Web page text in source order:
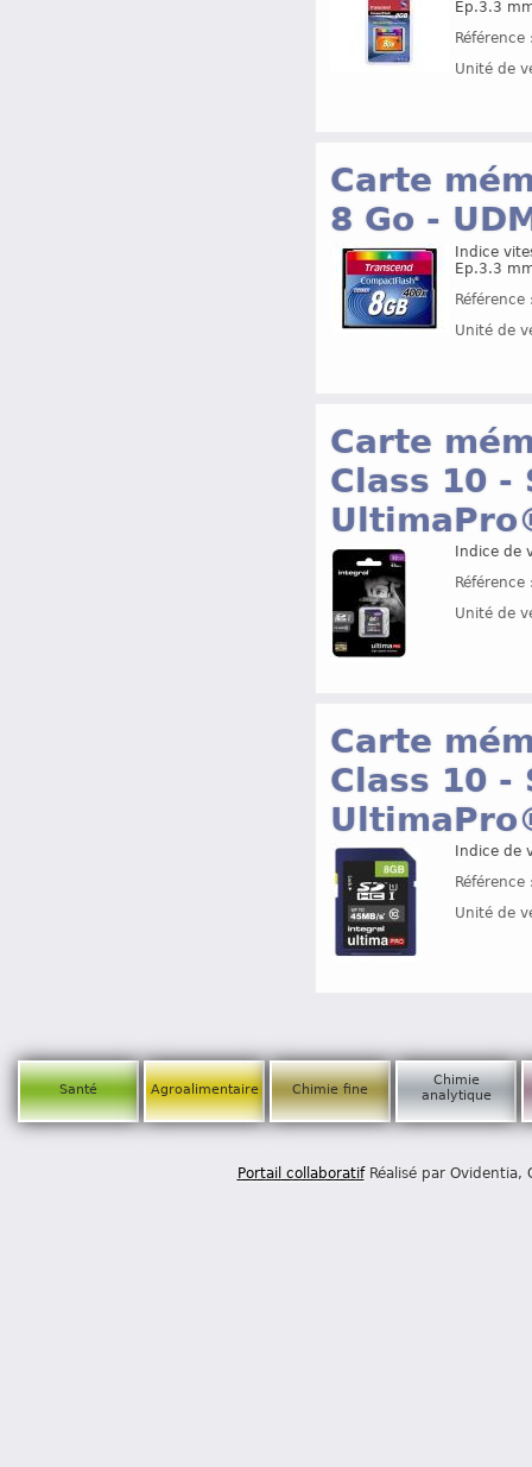
Ep.3.3
Unité de
Carte
8 Go -
Indice
Ep.3.3
Unité de
Carte
Class 10 -
Indice de
Unité de
Carte
Class 10 -
Indice de
Unité de
Santé Agroalimentaire Chimie fine
Chimie
analytique
Portail collaboratifRéalisé par Ovidentia,